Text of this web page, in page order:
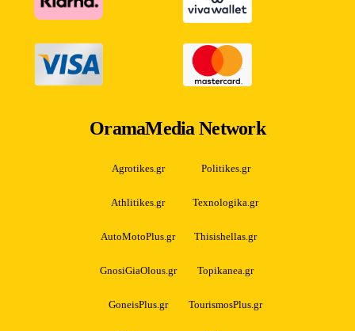
OramaMedia Network
Agrotikes.gr Politikes.gr
Athlitikes.gr Texnologika.gr
AutoMotoPlus.gr Thisishellas.gr
GnosiGiaOlous.gr Topikanea.gr
GoneisPlus.gr TourismosPlus.gr